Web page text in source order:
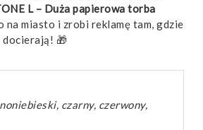
L – Duża papierowa torba
na miasto i zrobi reklamę tam, gdzie
🎁
czarny, czerwony,